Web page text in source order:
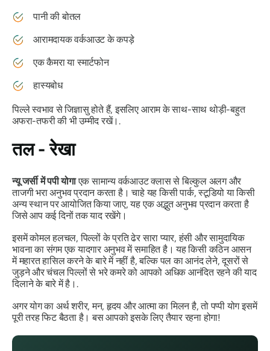
पानी की बोतल
आरामदायक वर्कआउट के कपड़े
एक कैमरा या स्मार्टफोन
हास्यबोध
पिल्ले स्वभाव से जिज्ञासु होते हैं, इसलिए आराम के साथ-साथ थोड़ी-बहुत
अफरा-तफरी की भी उम्मीद रखें।.
तल - रेखा
न्यू जर्सी में पपी योगाएक सामान्य वर्कआउट क्लास से बिल्कुल अलग और
ताजगी भरा अनुभव प्रदान करता है। चाहे यह किसी पार्क, स्टूडियो या किसी
अन्य स्थान पर आयोजित किया जाए, यह एक अद्भुत अनुभव प्रदान करता है
जिसे आप कई दिनों तक याद रखेंगे।
इसमें कोमल हलचल, पिल्लों के प्रति ढेर सारा प्यार, हंसी और सामुदायिक
भावना का संगम एक यादगार अनुभव में समाहित है। यह किसी कठिन आसन
में महारत हासिल करने के बारे में नहीं है, बल्कि पल का आनंद लेने, दूसरों से
जुड़ने और चंचल पिल्लों से भरे कमरे को आपको अधिक आनंदित रहने की याद
दिलाने के बारे में है।.
अगर योग का अर्थ शरीर, मन, हृदय और आत्मा का मिलन है, तो पप्पी योग इसमें
पूरी तरह फिट बैठता है। बस आपको इसके लिए तैयार रहना होगा!